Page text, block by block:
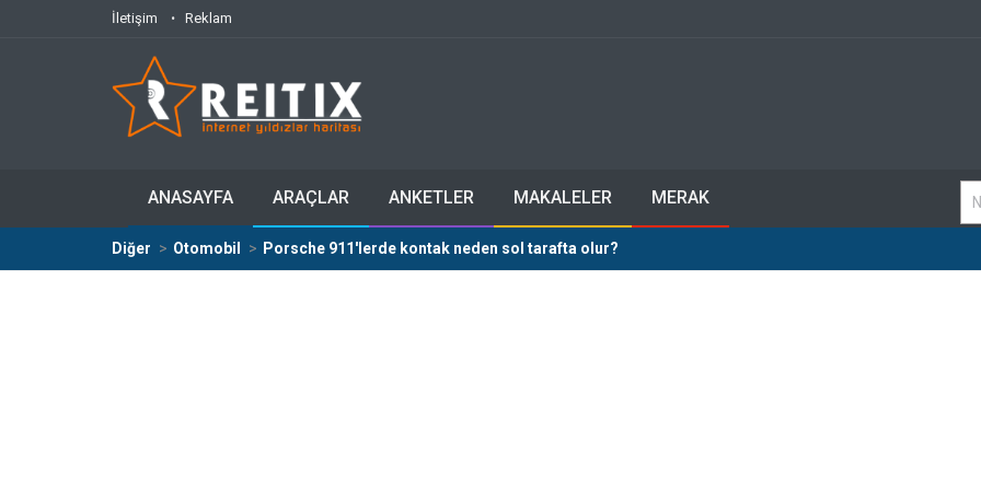
İletişim Reklam
ANASAYFA ARAÇLAR ANKETLER MAKALELER MERAK
Diğer Otomobil Porsche 911'lerde kontak neden sol tarafta olur?